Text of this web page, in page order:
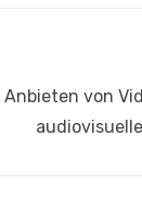
Anbieten von